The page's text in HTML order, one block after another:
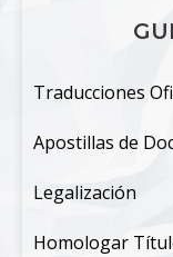
Traducciones
Apostillas de
Legalización
Homologar